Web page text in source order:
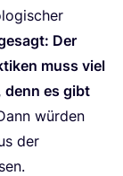
Der
muss viel
denn es gibt
wür­den
der